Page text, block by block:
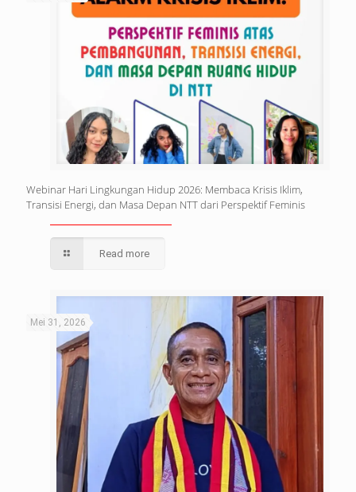
Webinar Hari Lingkungan Hidup 2026: Membaca Krisis Iklim,
Transisi Energi, dan Masa Depan NTT dari Perspektif Feminis
Read more
Mei 31, 2026